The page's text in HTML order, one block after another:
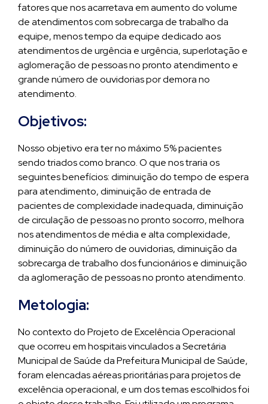
fatores que nos acarretava em aumento do volume
de atendimentos com sobrecarga de trabalho da
equipe, menos tempo da equipe dedicado aos
atendimentos de urgência e urgência, superlotação e
aglomeração de pessoas no pronto atendimento e
grande número de ouvidorias por demora no
atendimento.
Objetivos:
Nosso objetivo era ter no máximo 5% pacientes
sendo triados como branco. O que nos traria os
seguintes benefícios: diminuição do tempo de espera
para atendimento, diminuição de entrada de
pacientes de complexidade inadequada, diminuição
de circulação de pessoas no pronto socorro, melhora
nos atendimentos de média e alta complexidade,
diminuição do número de ouvidorias, diminuição da
sobrecarga de trabalho dos funcionários e diminuição
da aglomeração de pessoas no pronto atendimento.
Metologia:
No contexto do Projeto de Excelência Operacional
que ocorreu em hospitais vinculados a Secretária
Municipal de Saúde da Prefeitura Municipal de Saúde,
foram elencadas aéreas prioritárias para projetos de
excelência operacional, e um dos temas escolhidos foi